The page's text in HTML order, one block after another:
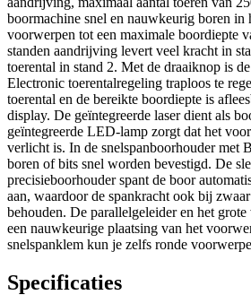
boormachine snel en nauwkeurig boren in
voorwerpen tot een maximale boordiepte
standen aandrijving levert veel kracht in
toerental in stand 2. Met de draaiknop is
Electronic toerentalregeling traploos te
toerental en de bereikte boordiepte is
display. De geïntegreerde laser dient als
geïntegreerde LED-lamp zorgt dat het
verlicht is. In de snelspanboorhouder met
boren of bits snel worden bevestigd. De
precisieboorhouder spant de boor
aan, waardoor de spankracht ook bij
behouden. De parallelgeleider en het
een nauwkeurige plaatsing van het
snelspanklem kun je zelfs ronde
Specificaties